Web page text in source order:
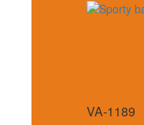
VA-1189